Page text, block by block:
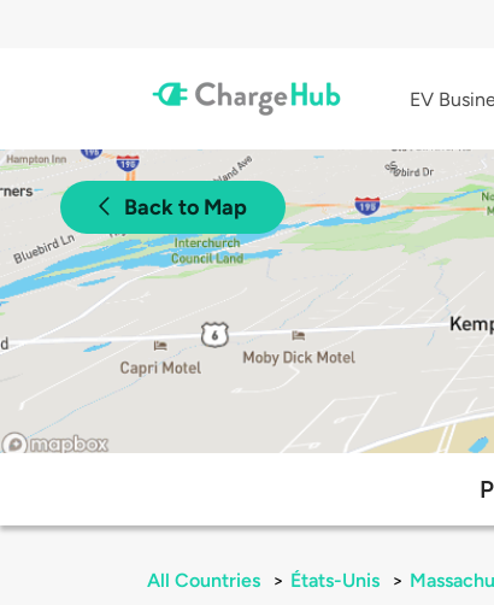
EV
Back to Map
All Countries > États-Unis >